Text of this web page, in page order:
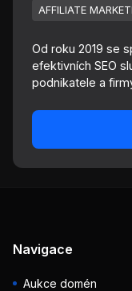
AFFILIATE
Od roku 2019 se
efektivních SEO
podnikatele a
Navigace
Aukce domén